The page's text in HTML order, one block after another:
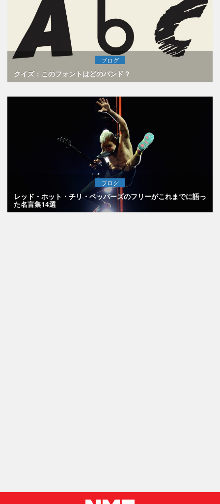
ブログ
クイズ：このフォントはどのバンド？
ブログ
レッド・ホット・チリ・ペッパーズのフリーがこれまでに語っ
た名言集14選